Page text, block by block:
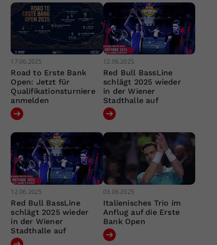
17.06.2025
Road to Erste Bank
Open: Jetzt für
Qualifikationsturniere
anmelden
12.06.2025
Red Bull BassLine
schlägt 2025 wieder
in der Wiener
Stadthalle auf
12.06.2025
Red Bull BassLine
schlägt 2025 wieder
in der Wiener
Stadthalle auf
03.06.2025
Italienisches Trio im
Anflug auf die Erste
Bank Open